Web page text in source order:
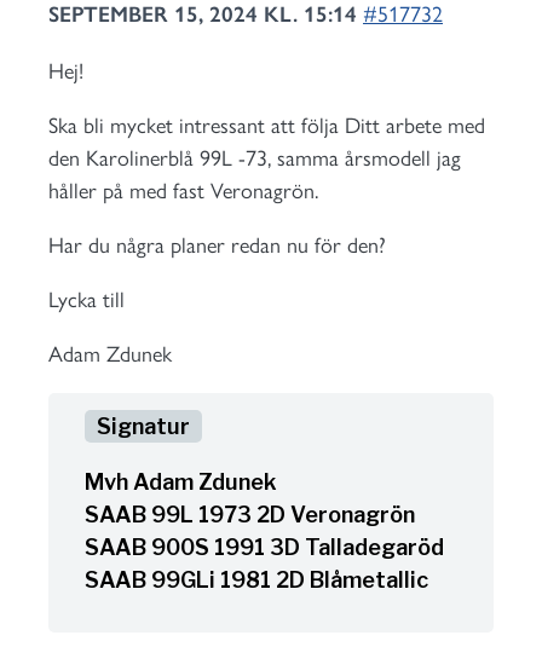
SEPTEMBER 15, 2024 KL. 15:14 #517732
Hej!
Ska bli mycket intressant att följa Ditt arbete med
den Karolinerblå 99L -73, samma årsmodell jag
håller på med fast Veronagrön.
Har du några planer redan nu för den?
Lycka till
Adam Zdunek
Mvh Adam Zdunek
SAAB 99L 1973 2D Veronagrön
SAAB 900S 1991 3D Talladegaröd
SAAB 99GLi 1981 2D Blåmetallic